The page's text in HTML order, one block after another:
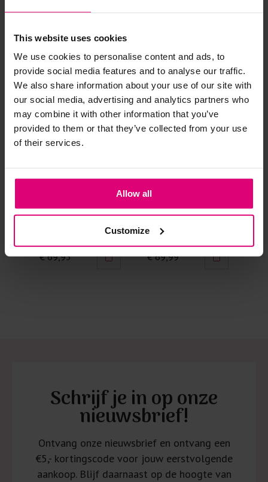
This website uses cookies
We use cookies to personalise content and ads, to
provide social media features and to analyse our traffic.
We also share information about your use of our site with
our social media, advertising and analytics partners who
may combine it with other information that you’ve
provided to them or that they’ve collected from your use
of their services.
Allow all
Customize
Kledingstukken met elastine zijn niet bestand tegen de hitte
van het strijkijzer en/of de droogtrommel. Ook in veel
spijkerbroeken is elastine (stretch) verwerkt en mogen dus
niet gestreken worden en/of in de droogtrommel.
Twijfels? Wij staan klaar voor advies op maat.
Neo noir
€ 69,95
Harper & Yve
€ 69,99
€
Schrijf je in op onze
nieuwsbrief!
Ontvang onze nieuwsbrief en ontvang een
€5,- kortingscode voor jouw eerstvolgende
aankoop. Blijf daarnaast op de hoogte van